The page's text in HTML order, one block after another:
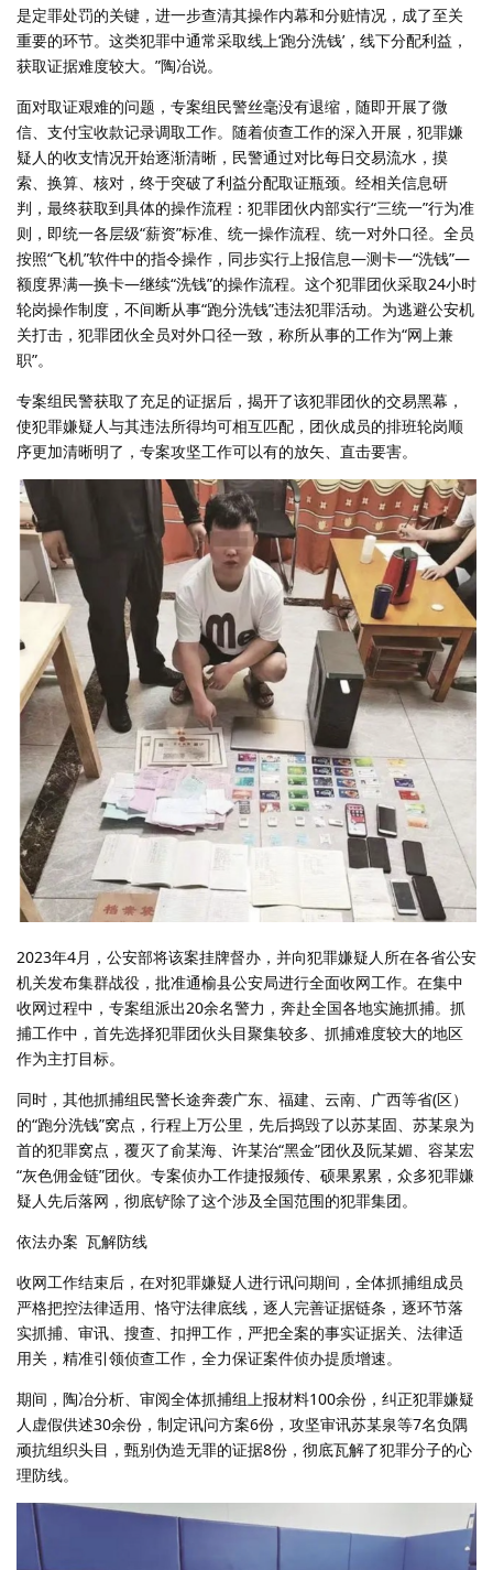
是定罪处罚的关键，进一步查清其操作内幕和分赃情况，成了至关
重要的环节。这类犯罪中通常采取线上‘跑分洗钱’，线下分配利益，
获取证据难度较大。”陶冶说。
面对取证艰难的问题，专案组民警丝毫没有退缩，随即开展了微
信、支付宝收款记录调取工作。随着侦查工作的深入开展，犯罪嫌
疑人的收支情况开始逐渐清晰，民警通过对比每日交易流水，摸
索、换算、核对，终于突破了利益分配取证瓶颈。经相关信息研
判，最终获取到具体的操作流程：犯罪团伙内部实行“三统一”行为准
则，即统一各层级“薪资”标准、统一操作流程、统一对外口径。全员
按照“飞机”软件中的指令操作，同步实行上报信息—测卡—“洗钱”—
额度界满—换卡—继续“洗钱”的操作流程。这个犯罪团伙采取24小时
轮岗操作制度，不间断从事“跑分洗钱”违法犯罪活动。为逃避公安机
关打击，犯罪团伙全员对外口径一致，称所从事的工作为“网上兼
职”。
专案组民警获取了充足的证据后，揭开了该犯罪团伙的交易黑幕，
使犯罪嫌疑人与其违法所得均可相互匹配，团伙成员的排班轮岗顺
序更加清晰明了，专案攻坚工作可以有的放矢、直击要害。
2023年4月，公安部将该案挂牌督办，并向犯罪嫌疑人所在各省公安
机关发布集群战役，批准通榆县公安局进行全面收网工作。在集中
收网过程中，专案组派出20余名警力，奔赴全国各地实施抓捕。抓
捕工作中，首先选择犯罪团伙头目聚集较多、抓捕难度较大的地区
作为主打目标。
同时，其他抓捕组民警长途奔袭广东、福建、云南、广西等省(区）
的“跑分洗钱”窝点，行程上万公里，先后捣毁了以苏某固、苏某泉为
首的犯罪窝点，覆灭了俞某海、许某治“黑金”团伙及阮某媚、容某宏
“灰色佣金链”团伙。专案侦办工作捷报频传、硕果累累，众多犯罪嫌
疑人先后落网，彻底铲除了这个涉及全国范围的犯罪集团。
依法办案 瓦解防线
收网工作结束后，在对犯罪嫌疑人进行讯问期间，全体抓捕组成员
严格把控法律适用、恪守法律底线，逐人完善证据链条，逐环节落
实抓捕、审讯、搜查、扣押工作，严把全案的事实证据关、法律适
用关，精准引领侦查工作，全力保证案件侦办提质增速。
期间，陶冶分析、审阅全体抓捕组上报材料100余份，纠正犯罪嫌疑
人虚假供述30余份，制定讯问方案6份，攻坚审讯苏某泉等7名负隅
顽抗组织头目，甄别伪造无罪的证据8份，彻底瓦解了犯罪分子的心
理防线。